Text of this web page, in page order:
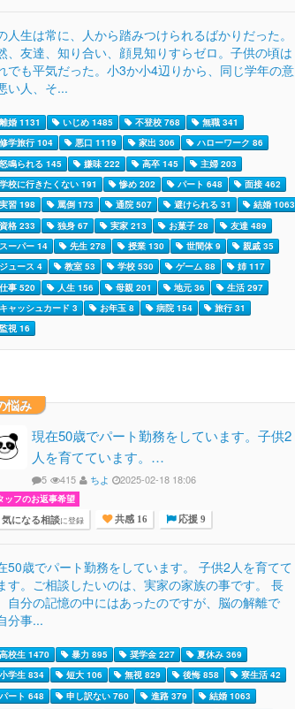
人生は常に、人から踏みつけられるばかりだった。
、友達、知り合い、顔見知りすらゼロ。子供の頃は
でも平気だった。小3か小4辺りから、同じ学年の意
い人、そ...
婚 1131 いじめ 1485 不登校 768
無職 341
学旅行 104
悪口 1119 家出 306
ハローワーク 86
鳴られる 145
嫌味 222 高卒 145
主婦 203
校に行きたくない 191
惨め 202 パート 648
面接 462
習 198
罵倒 173 通院 507 避けられる 31
結婚 1063
格 233
独身 67 実家 213 お菓子 28
友達 489
ーパー 14
先生 278 授業 130 世間体 9
親戚 35
ュース 4
教室 53 学校 530 ゲーム 88
姉 117
事 520
人生 156 母親 201 地元 36
生活 297
ャッシュカード 3
お年玉 8 病院 154
旅行 31
視 16
悩み
現在50歳でパート勤務をしています。子供2
人を育てています。…
5 415 ちよ 2025-02-18 18:06
ッフのお返事希望
気になる相談に登録 共感 16 応援 9
50歳でパート勤務をしています。 子供2人を育てて
す。ご相談したいのは、実家の家族の事です。 長
自分の記憶の中にはあったのですが、脳の解離で
分事...
校生 1470 暴力 895 奨学金 227
夏休み 369
学生 834
短大 106 無視 829 後悔 858
寮生活 42
ート 648
申し訳ない 760 進路 379
結婚 1063